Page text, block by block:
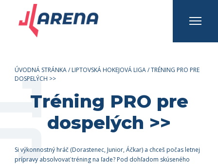
ÚVODNÁ STRÁNKA/ LIPTOVSKÁ HOKEJOVÁ LIGA/TRÉNING PRO PRE
DOSPELÝCH >>
Tréning PRO pre
dospelých >>
Si výkonnostný hráč (Dorastenec, Junior, Áčkar) a chceš počas letnej
prípravy absolvovať tréning na ľade? Pod dohľadom skúseného